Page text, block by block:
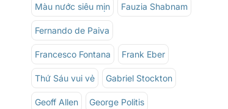
Màu nước siêu mịn Fauzia Shabnam
Fernando de Paiva
Francesco Fontana Frank Eber
Thứ Sáu vui vẻ Gabriel Stockton
Geoff Allen George Politis